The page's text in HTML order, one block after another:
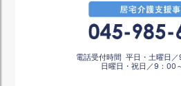
電話受付時間 平日・土曜日
日曜日・祝日／9：00